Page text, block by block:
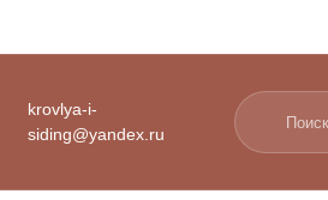
krovlya-i-
siding@yandex.ru